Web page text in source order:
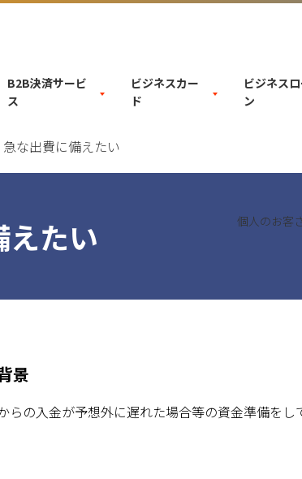
B2B決済サービ
ス
ビジネスカー
ド
ビジネス
ン
個人のお客
急な出費に備えたい
たい
景
らの入金が予想外に遅れた場合等の資金準備を